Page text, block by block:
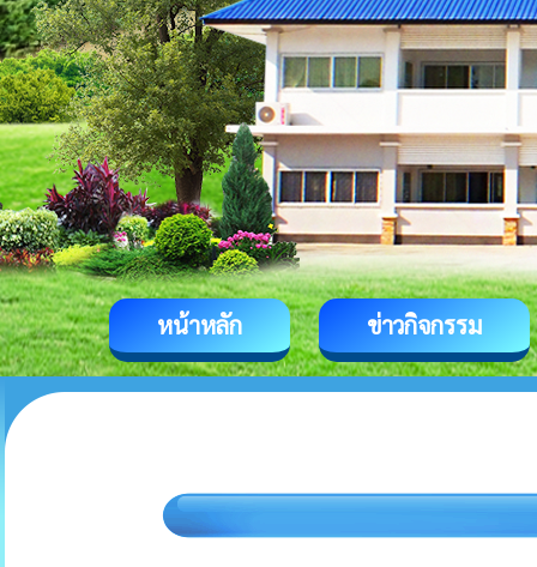
หน้าหลัก ข่าวกิจกรรม